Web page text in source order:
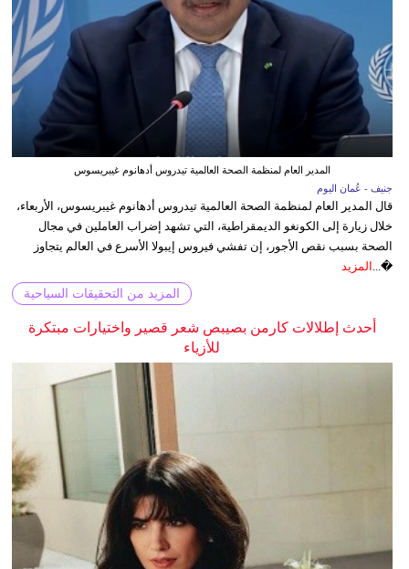
المدير العام لمنظمة الصحة العالمية تيدروس أدهانوم غيبريسوس
جنيف - عُمان اليوم
قال المدير العام لمنظمة الصحة العالمية تيدروس أدهانوم غيبريسوس، الأربعاء،
خلال زيارة إلى الكونغو الديمقراطية، التي تشهد إضراب العاملين في مجال
الصحة بسبب نقص الأجور، إن تفشي فيروس إيبولا الأسرع في العالم يتجاوز
�... المزيد
المزيد من التحقيقات السياحية
أحدث إطلالات كارمن بصيبص شعر قصير واختيارات مبتكرة
للأزياء